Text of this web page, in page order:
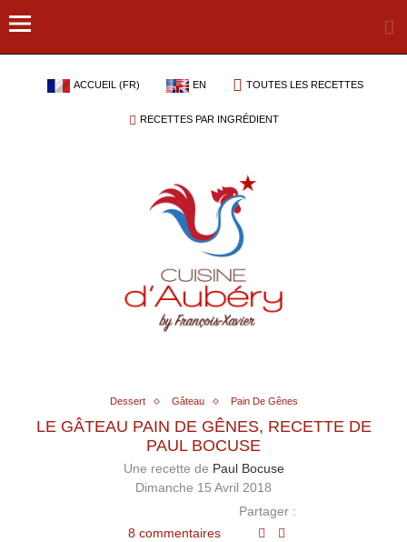
ACCUEIL (FR) EN TOUTES LES RECETTES
RECETTES PAR INGRÉDIENT
Dessert Gâteau Pain De Gênes
LE GÂTEAU PAIN DE GÊNES, RECETTE DE
PAUL BOCUSE
Une recette de Paul Bocuse
Dimanche 15 Avril 2018
8 commentaires
Partager :